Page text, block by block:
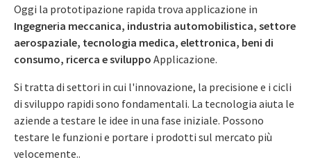
Oggi la prototipazione rapida trova applicazione in
Ingegneria meccanica, industria automobilistica, settore
aerospaziale, tecnologia medica, elettronica, beni di
consumo, ricerca e sviluppo Applicazione.
Si tratta di settori in cui l'innovazione, la precisione e i cicli
di sviluppo rapidi sono fondamentali. La tecnologia aiuta le
aziende a testare le idee in una fase iniziale. Possono
testare le funzioni e portare i prodotti sul mercato più
velocemente..